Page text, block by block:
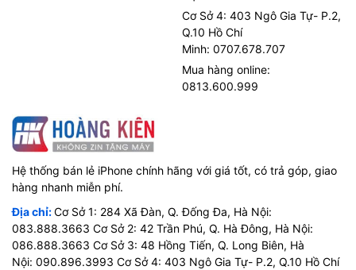
Cơ Sở 4: 403 Ngô Gia Tự- P.2,
Q.10 Hồ Chí
Minh: 0707.678.707
Mua hàng online:
0813.600.999
Hệ thống bán lẻ iPhone chính hãng với giá tốt, có trả góp, giao
hàng nhanh miễn phí.
Địa chỉ:Cơ Sở 1: 284 Xã Đàn, Q. Đống Đa, Hà Nội:
083.888.3663 Cơ Sở 2: 42 Trần Phú, Q. Hà Đông, Hà Nội:
086.888.3663 Cơ Sở 3: 48 Hồng Tiến, Q. Long Biên, Hà
Nội: 090.896.3993 Cơ Sở 4: 403 Ngô Gia Tự- P.2, Q.10 Hồ Chí